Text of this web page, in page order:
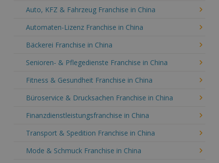
Auto, KFZ & Fahrzeug Franchise in China
Automaten-Lizenz Franchise in China
Bäckerei Franchise in China
Senioren- & Pflegedienste Franchise in China
Fitness & Gesundheit Franchise in China
Büroservice & Drucksachen Franchise in China
Finanzdienstleistungsfranchise in China
Transport & Spedition Franchise in China
Mode & Schmuck Franchise in China